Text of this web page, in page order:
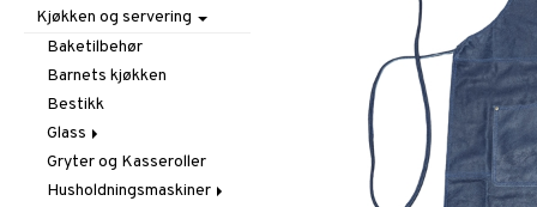
Barneromstekstiler
Taklamper
Lyselykter og lysestaker
Utendørsbelysning
Dekorasjoner
Bøker
Figurer og Skulpturer
Klokker
Krukker
Metal Art
Vaser
Duftlys og duftspreder
Juledekorasjon
Lyselykter og lysestaker
Oppbevaring og hyller
Hengere og kroker
Hyller
Småmøbler
Kjøkken og servering
Baketilbehør
Barnets kjøkken
Bestikk
Glass
Drikkeglass
Drink- og Cocktailglass
Gryter og Kasseroller
Husholdningsmaskiner